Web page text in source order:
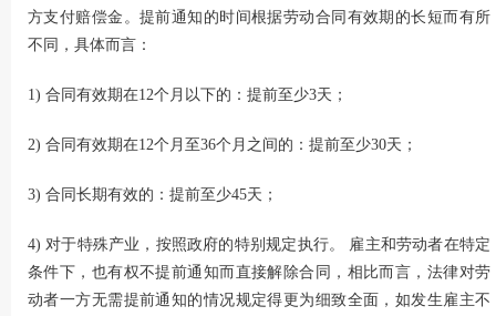
方支付赔偿金。提前通知的时间根据劳动合同有效期的长短而有所
不同，具体而言：
1) 合同有效期在12个月以下的：提前至少3天；
2) 合同有效期在12个月至36个月之间的：提前至少30天；
3) 合同长期有效的：提前至少45天；
4) 对于特殊产业，按照政府的特别规定执行。 雇主和劳动者在特定
条件下，也有权不提前通知而直接解除合同，相比而言，法律对劳
动者一方无需提前通知的情况规定得更为细致全面，如发生雇主不